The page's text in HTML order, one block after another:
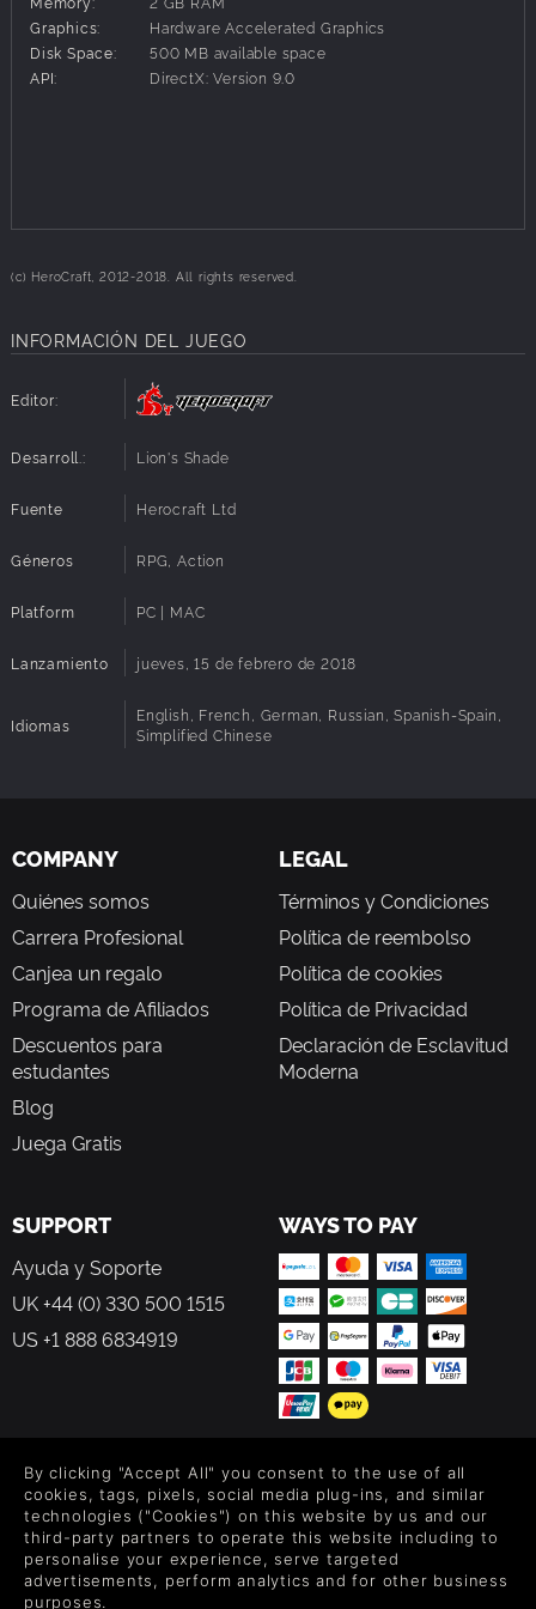
cuaderno de bitácora.
Explora el mundo
¡Ahora podrás estirar las piernas por las ciudades! Tienes
Graphics:
Hardware Accelerated Graphics
Disk Space:
500 MB available space
API:
DirectX: Version 9.0
(c) HeroCraft, 2012-2018. All rights reserved.
INFORMACIÓN DEL JUEGO
Editor:
Desarroll.: Lion's Shade
Fuente Herocraft Ltd
Géneros RPG, Action
Platform PC | MAC
Lanzamiento jueves, 15 de febrero de 2018
Idiomas
English, French, German, Russian, Spanish-Spain,
Simplified Chinese
COMPANY
Quiénes somos
Carrera Profesional
Canjea un regalo
Programa de Afiliados
Descuentos para
estudantes
Blog
Juega Gratis
LEGAL
Términos y Condiciones
Política de reembolso
Política de cookies
Política de Privacidad
Declaración de Esclavitud
Moderna
SUPPORT
Ayuda y Soporte
UK +44 (0) 330 500 1515
US +1 888 6834919
WAYS TO PAY
FOLLOW US
Level up your inbox: Get emails for new releases, sales,
wishlists, and XP offers on games.
By clicking "Accept All" you consent to the use of all
cookies, tags, pixels, social media plug-ins, and similar
technologies ("Cookies") on this website by us and our
third-party partners to operate this website including to
personalise your experience, serve targeted
advertisements, perform analytics and for other business
purposes.